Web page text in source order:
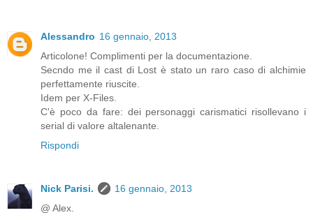
Alessandro 16 gennaio, 2013
Articolone! Complimenti per la documentazione.
Secndo me il cast di Lost è stato un raro caso di alchimie
perfettamente riuscite.
Idem per X-Files.
C'è poco da fare: dei personaggi carismatici risollevano i
serial di valore altalenante.
Rispondi
Nick Parisi.
16 gennaio, 2013
@ Alex.